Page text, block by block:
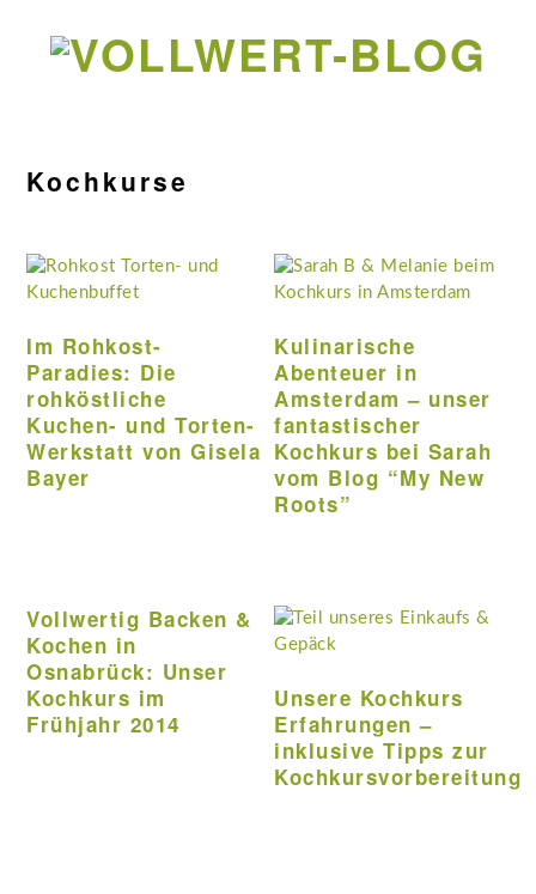
Hauptnavigation
Seitenspalte
Fußzeile
Kochkurse
Im Rohkost-
Paradies: Die
rohköstliche
Kuchen- und Torten-
Werkstatt von Gisela
Bayer
Kulinarische
Abenteuer in
Amsterdam – unser
fantastischer
Kochkurs bei Sarah
vom Blog “My New
Roots”
Vollwertig Backen &
Kochen in
Osnabrück: Unser
Kochkurs im
Frühjahr 2014
Unsere Kochkurs
Erfahrungen –
inklusive Tipps zur
Kochkursvorbereitung